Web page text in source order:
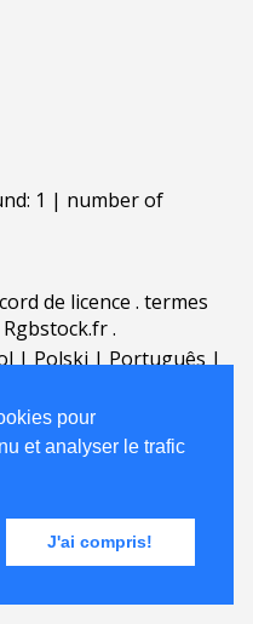
pour
et analyser le trafic
J'ai compris!
1 | number of
de licence . termes
.
|Polski|Português|
Saqurai AI official partner of